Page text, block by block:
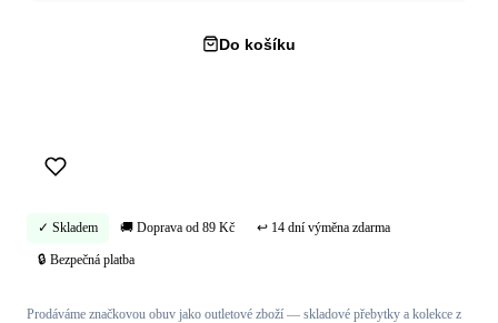
Do košíku
✓ Skladem 🚚 Doprava od 89 Kč ↩ 14 dní výměna zdarma
🔒 Bezpečná platba
Prodáváme značkovou obuv jako outletové zboží — skladové přebytky a kolekce z